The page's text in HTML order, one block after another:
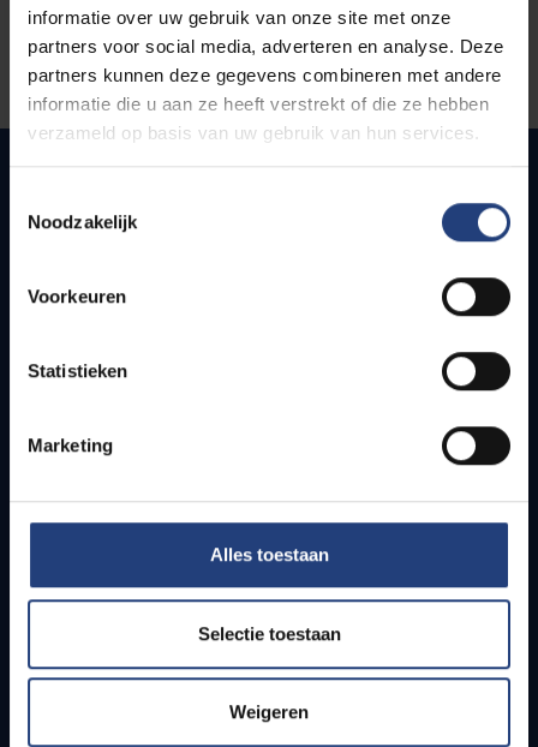
informatie over uw gebruik van onze site met onze
partners voor social media, adverteren en analyse. Deze
partners kunnen deze gegevens combineren met andere
informatie die u aan ze heeft verstrekt of die ze hebben
verzameld op basis van uw gebruik van hun services.
Noodzakelijk
Voorkeuren
Statistieken
Marketing
Alles toestaan
Selectie toestaan
Weigeren
Quick links
How to get to the VUB campuses
Students
PhD students
Teachers and secondary schools
Working students